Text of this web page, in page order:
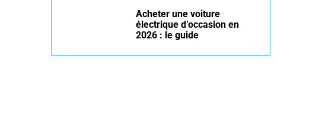
Acheter une voiture
électrique d’occasion en
2026 : le guide